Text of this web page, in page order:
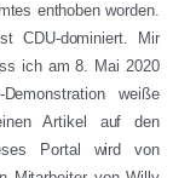
enthoben worden.
CDU-dominiert. Mir
ich am 8. Mai 2020
weiße
Artikel auf den
Portal wird von